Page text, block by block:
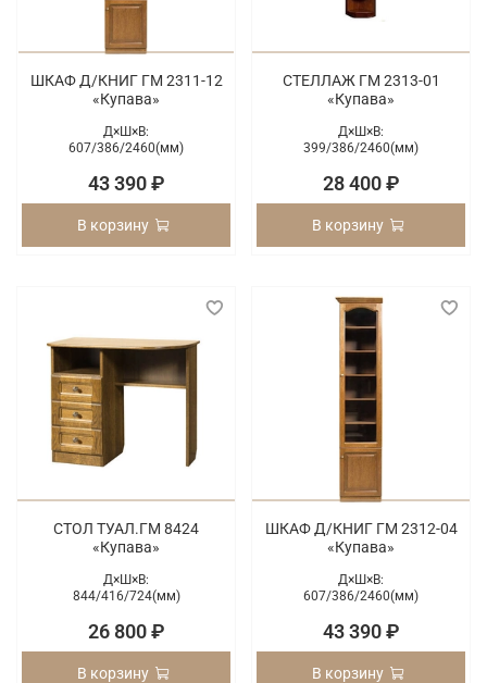
ШКАФ Д/КНИГ ГМ 2311-12
«Купава»
Д×Ш×В:
607/386/2460(мм)
43 390 ₽
В корзину
СТЕЛЛАЖ ГМ 2313-01
«Купава»
Д×Ш×В:
399/386/2460(мм)
28 400 ₽
В корзину
СТОЛ ТУАЛ.ГМ 8424
«Купава»
Д×Ш×В:
844/416/724(мм)
26 800 ₽
В корзину
ШКАФ Д/КНИГ ГМ 2312-04
«Купава»
Д×Ш×В:
607/386/2460(мм)
43 390 ₽
В корзину